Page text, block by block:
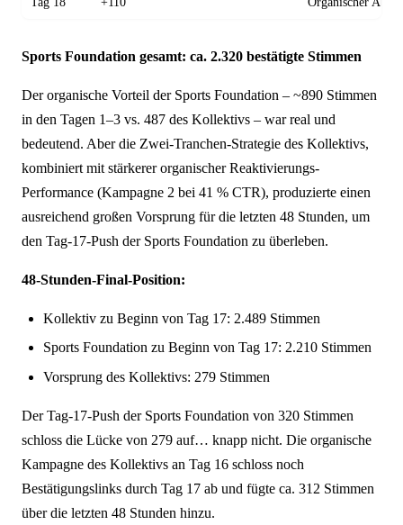
Sports Foundation gesamt: ca. 2.320 bestätigte Stimmen
Der organische Vorteil der Sports Foundation – ~890 Stimmen
in den Tagen 1–3 vs. 487 des Kollektivs – war real und
bedeutend. Aber die Zwei-Tranchen-Strategie des Kollektivs,
kombiniert mit stärkerer organischer Reaktivierungs-
Performance (Kampagne 2 bei 41 % CTR), produzierte einen
ausreichend großen Vorsprung für die letzten 48 Stunden, um
den Tag-17-Push der Sports Foundation zu überleben.
48-Stunden-Final-Position:
Kollektiv zu Beginn von Tag 17: 2.489 Stimmen
Sports Foundation zu Beginn von Tag 17: 2.210 Stimmen
Vorsprung des Kollektivs: 279 Stimmen
Der Tag-17-Push der Sports Foundation von 320 Stimmen
schloss die Lücke von 279 auf… knapp nicht. Die organische
Kampagne des Kollektivs an Tag 16 schloss noch
Bestätigungslinks durch Tag 17 ab und fügte ca. 312 Stimmen
über die letzten 48 Stunden hinzu.